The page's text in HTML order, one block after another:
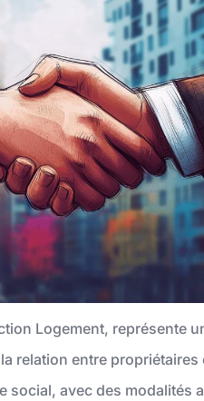
Logement, représente
relation entre propriétaires
social, avec des modalités